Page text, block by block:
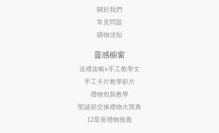
關於我們
常見問題
購物須知
靈感櫥窗
送禮攻略x手工教學文
手工卡片教學影片
禮物包裝教學
聖誕節交換禮物大寶典
12星座禮物推薦